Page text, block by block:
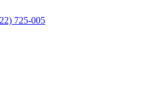
725-005